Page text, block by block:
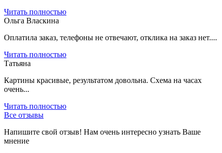
Читать полностью
Ольга Власкина
Оплатила заказ, телефоны не отвечают, отклика на заказ нет....
Читать полностью
Татьяна
Картины красивые, результатом довольна. Схема на часах
очень...
Читать полностью
Все отзывы
Напишите свой отзыв! Нам очень интересно узнать Ваше
мнение